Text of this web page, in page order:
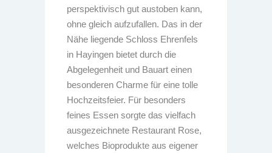
perspektivisch gut austoben kann,
ohne gleich aufzufallen. Das in der
Nähe liegende Schloss Ehrenfels
in Hayingen bietet durch die
Abgelegenheit und Bauart einen
besonderen Charme für eine tolle
Hochzeitsfeier. Für besonders
feines Essen sorgte das vielfach
ausgezeichnete Restaurant Rose,
welches Bioprodukte aus eigener